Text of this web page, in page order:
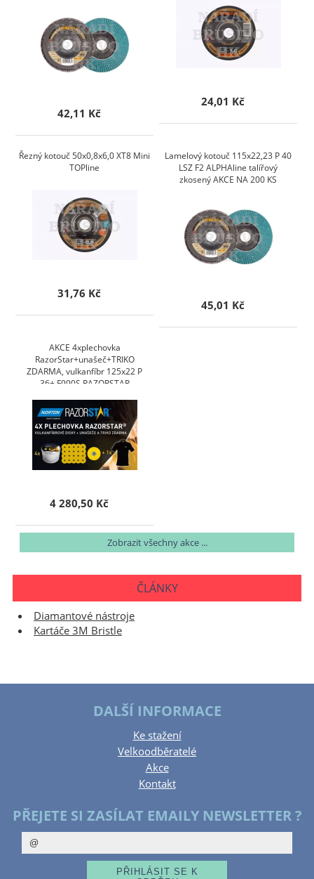
42,11 Kč
24,01 Kč
Řezný kotouč 50x0,8x6,0 XT8 Mini
TOPline
31,76 Kč
Lamelový kotouč 115x22,23 P 40
LSZ F2 ALPHAline talířový
zkosený AKCE NA 200 KS
45,01 Kč
AKCE 4xplechovka
RazorStar+unašeč+TRIKO
ZDARMA, vulkanfíbr 125x22 P
36+ F990S RAZORSTAR
4 280,50 Kč
Zobrazit všechny akce ...
ČLÁNKY
Diamantové nástroje
Kartáče 3M Bristle
DALŠÍ INFORMACE
Ke stažení
Velkoodběratelé
Akce
Kontakt
PŘEJETE SI ZASÍLAT EMAILY NEWSLETTER ?